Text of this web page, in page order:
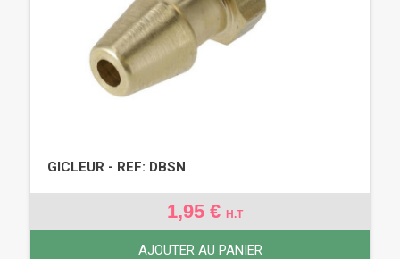
GICLEUR - REF: DBSN
1,95 € H.T
AJOUTER AU PANIER